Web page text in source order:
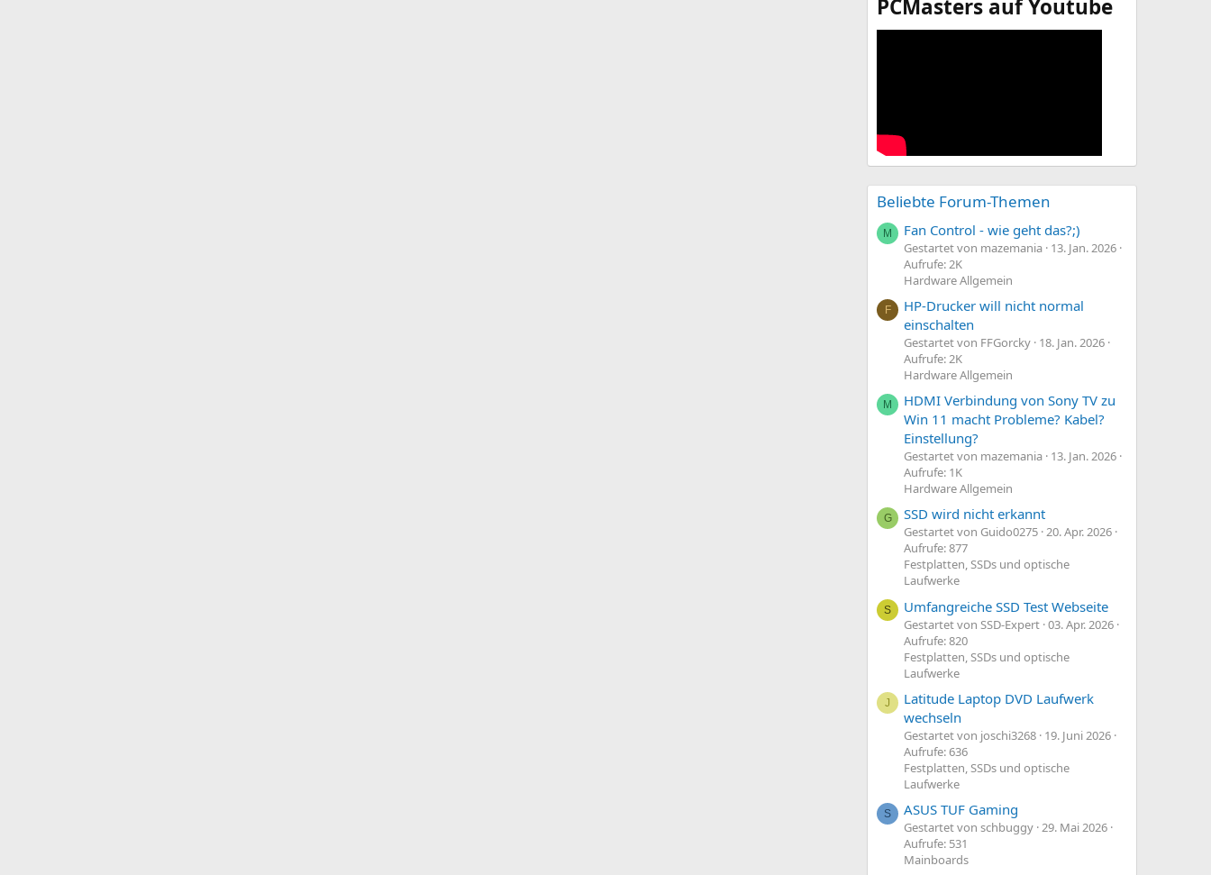
PCMasters auf Youtube
Beliebte Forum-Themen
M Fan Control - wie geht das?;)
Gestartet von mazemania 13. Jan. 2026
Aufrufe: 2K
Hardware Allgemein
F
HP-Drucker will nicht normal
einschalten
Gestartet von FFGorcky 18. Jan. 2026
Aufrufe: 2K
Hardware Allgemein
M
HDMI Verbindung von Sony TV zu
Win 11 macht Probleme? Kabel?
Einstellung?
Gestartet von mazemania 13. Jan. 2026
Aufrufe: 1K
Hardware Allgemein
G SSD wird nicht erkannt
Gestartet von Guido0275 20. Apr. 2026
Aufrufe: 877
Festplatten, SSDs und optische
Laufwerke
S Umfangreiche SSD Test Webseite
Gestartet von SSD-Expert 03. Apr. 2026
Aufrufe: 820
Festplatten, SSDs und optische
Laufwerke
J
Latitude Laptop DVD Laufwerk
wechseln
Gestartet von joschi3268 19. Juni 2026
Aufrufe: 636
Festplatten, SSDs und optische
Laufwerke
S ASUS TUF Gaming
Gestartet von schbuggy 29. Mai 2026
Aufrufe: 531
Mainboards